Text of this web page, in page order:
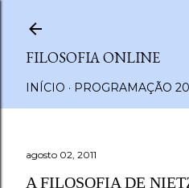
FILOSOFIA ONLINE
INÍCIO PROGRAMAÇÃO
agosto 02, 2011
A FILOSOFIA DE